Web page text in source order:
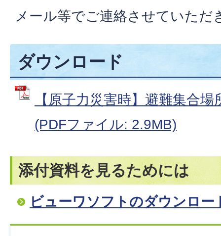
メール等でご連絡させていただ
ダウンロード
【原子力災害時】避難集合
(PDFファイル: 2.9MB)
添付資料を見るためには
ビューワソフトのダウンロー